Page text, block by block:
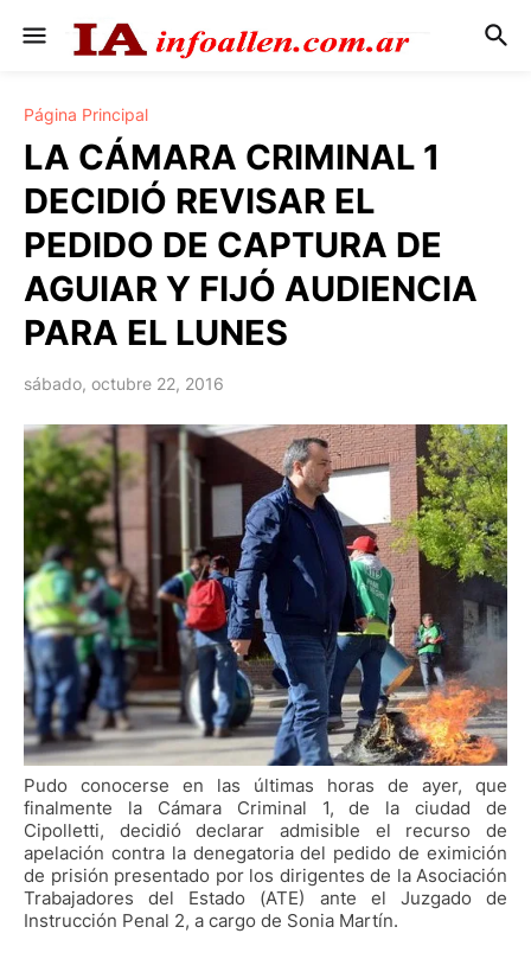
Página Principal
LA CÁMARA CRIMINAL 1
DECIDIÓ REVISAR EL
PEDIDO DE CAPTURA DE
AGUIAR Y FIJÓ AUDIENCIA
PARA EL LUNES
sábado, octubre 22, 2016
Pudo conocerse en las últimas horas de ayer, que
finalmente la Cámara Criminal 1, de la ciudad de
Cipolletti, decidió declarar admisible el recurso de
apelación contra la denegatoria del pedido de eximición
de prisión presentado por los dirigentes de la Asociación
Trabajadores del Estado (ATE) ante el Juzgado de
Instrucción Penal 2, a cargo de Sonia Martín.